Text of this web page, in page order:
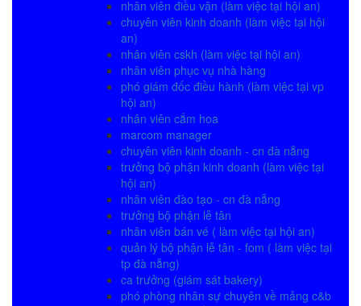
nhân viên điều vận (làm việc tại hội an)
chuyên viên kinh doanh (làm việc tại hội
an)
nhân viên cskh (làm việc tại hội an)
nhân viên phục vụ nhà hàng
phó giám đốc điều hành (làm việc tại vp
hội an)
nhân viên cắm hoa
marcom manager
chuyên viên kinh doanh - cn đà nẵng
trưởng bộ phận kinh doanh (làm việc tại
hội an)
nhân viên đào tạo - cn đà nẵng
trưởng bộ phận lễ tân
nhân viên bán vé ( làm việc tại hội an)
quản lý bộ phận lễ tân - fom ( làm việc tại
tp đà nẵng)
ca trưởng (giám sát bakery)
phó phòng nhân sự chuyên về mảng c&b